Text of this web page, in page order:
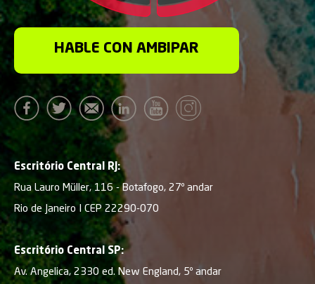
HABLE CON AMBIPAR
Escritório Central RJ:
Rua Lauro Müller, 116 - Botafogo, 27º andar
Rio de Janeiro I CEP 22290-070
Escritório Central SP:
Av. Angelica, 2330 ed. New England, 5º andar